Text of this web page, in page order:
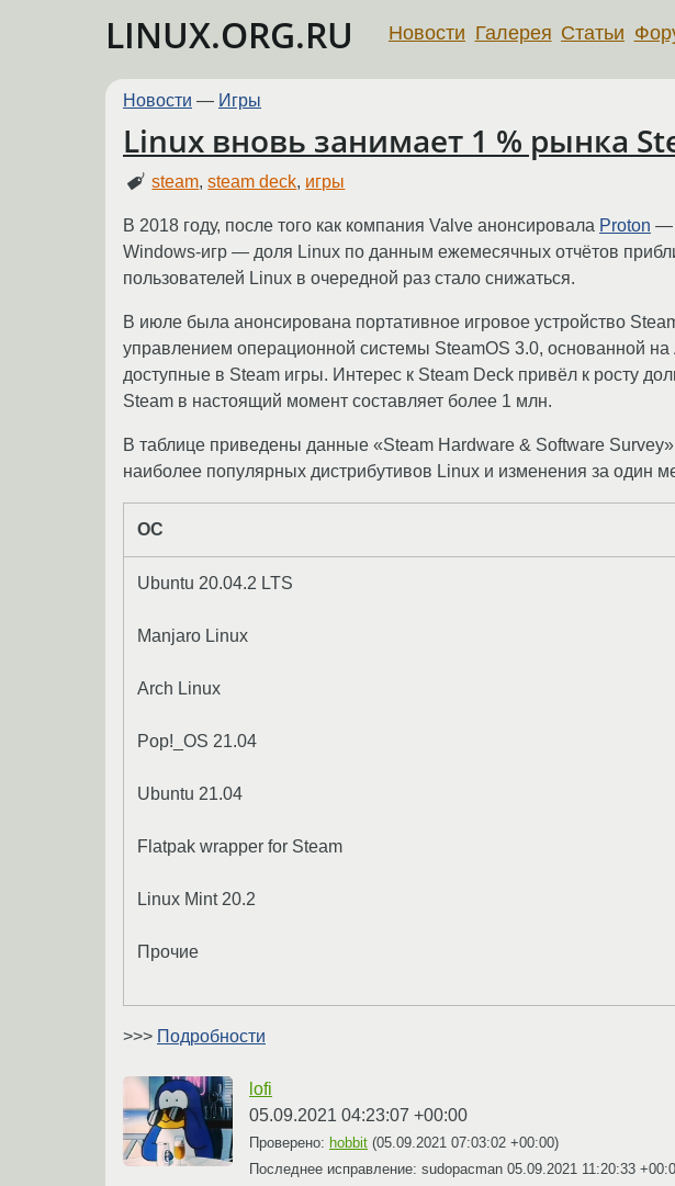
LINUX.ORG.RU Новости Галерея Статьи
Новости — Игры
Linux вновь занимает 1 % рынка
steam,steam deck, игры
В 2018 году, после того как компания Valve анонсировала Proton —
Windows-игр — доля Linux по данным ежемесячных отчётов
пользователей Linux в очередной раз стало снижаться.
В июле была анонсирована портативное игровое устройство
управлением операционной системы SteamOS 3.0, основанной
доступные в Steam игры. Интерес к Steam Deck привёл к росту
Steam в настоящий момент составляет более 1 млн.
В таблице приведены данные «Steam Hardware & Software
наиболее популярных дистрибутивов Linux и изменения за один
ОС
Ubuntu 20.04.2 LTS
Manjaro Linux
Arch Linux
Pop!_OS 21.04
Ubuntu 21.04
Flatpak wrapper for Steam
Linux Mint 20.2
Прочие
>>> Подробности
lofi
05.09.2021 04:23:07 +00:00
Проверено: hobbit (05.09.2021 07:03:02 +00:00)
Последнее исправление: sudopacman 05.09.2021 11:20:33